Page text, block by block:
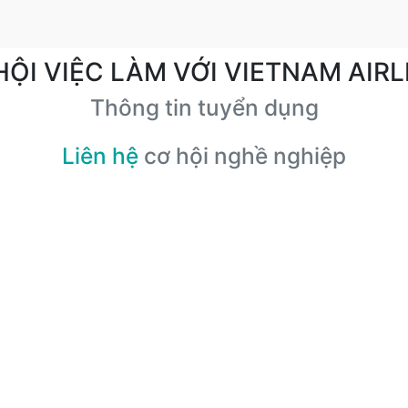
VIỆC LÀM VỚI VIETNAM
Thông tin tuyển dụng
Liên hệ cơ hội nghề nghiệp